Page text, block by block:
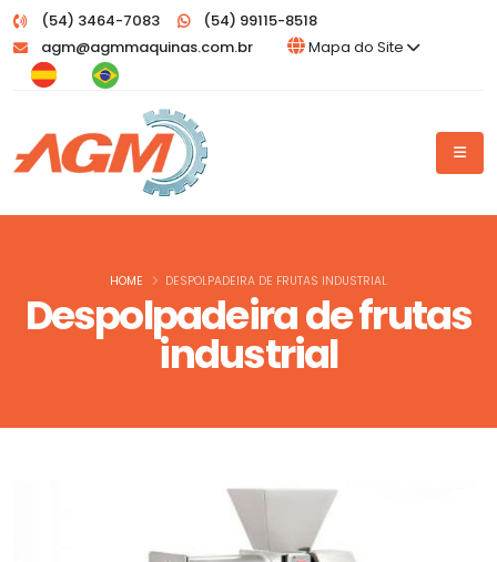
(54) 3464-7083
(54) 99115-8518
agm@agmmaquinas.com.br
Mapa do Site
Despolpadeira de frutas
industrial
HOME DESPOLPADEIRA DE FRUTAS INDUSTRIAL